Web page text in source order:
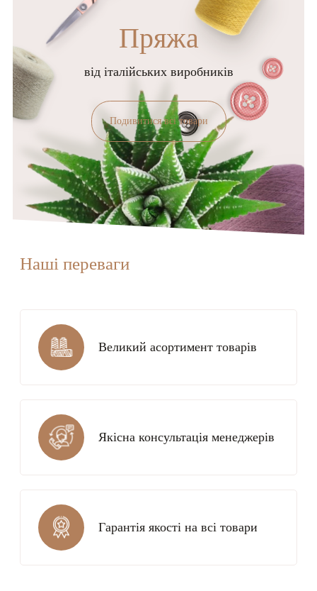
Пряжа
від італійських виробників
Подивитися всі товари
Наші переваги
Великий асортимент товарів
Якісна консультація менеджерів
Гарантія якості на всі товари